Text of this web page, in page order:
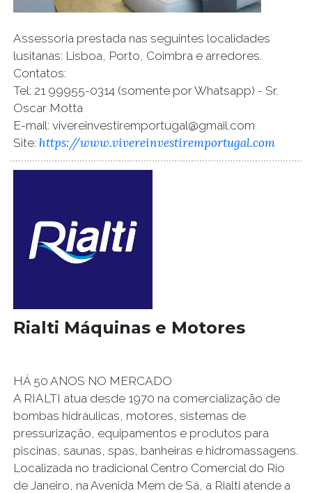
Assessoria prestada nas seguintes localidades
lusitanas: Lisboa, Porto, Coimbra e arredores.
Contatos:
Tel: 21 99955-0314 (somente por Whatsapp) - Sr.
Oscar Motta
E-mail: vivereinvestiremportugal@gmail.com
Site: https://www.vivereinvestiremportugal.com
Rialti Máquinas e Motores
HÁ 50 ANOS NO MERCADO
A RIALTI atua desde 1970 na comercialização de
bombas hidráulicas, motores, sistemas de
pressurização, equipamentos e produtos para
piscinas, saunas, spas, banheiras e hidromassagens.
Localizada no tradicional Centro Comercial do Rio
de Janeiro, na Avenida Mem de Sá, a Rialti atende a